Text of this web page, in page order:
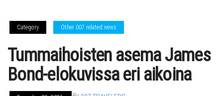
Category Other 007 related news
Tummaihoisten asema James
Bond-elokuvissa eri aikoina